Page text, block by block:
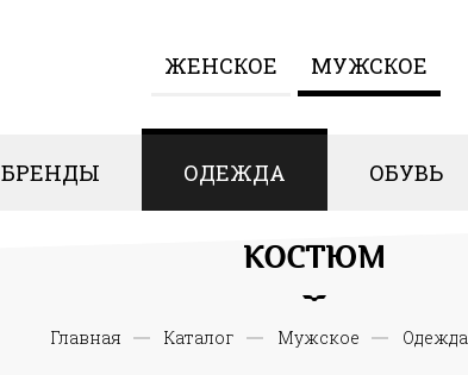
ЖЕНCКОЕ МУЖСКОЕ
БРЕНДЫ ОДЕЖДА ОБУВЬ
КОСТЮМ
Главная Каталог Мужское Одежда